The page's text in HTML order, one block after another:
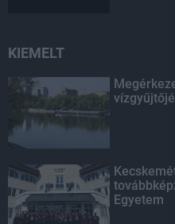
KIEMELT
Egyetem